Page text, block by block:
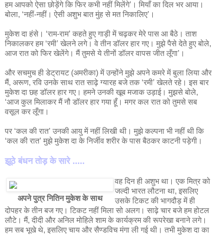
हम आपको ऐसा छोड़ेंगे कि फिर कभी नहीं मिलेंगे’। मियाँ का दिल भर आया।
बोला, ‘नहीं-नहीं। ऐसी अशुभ बात मुंह से मत निकालिए’।
मुकेश दा हंसे। ‘राम-राम’ कहते हुए गाड़ी में चढ़कर मेरे पास आ बैठे। ताश
निकालकर हम ‘रमी’ खेलने लगे। वे तीन डॉलर हार गए। मुझे पैसे देते हुए बोले,
आज रात को फिर खेलेंगे। मैं तुमसे ये तीनों डॉलर वापस जीत लूँगा’।
और सचमुच ही डेट्रायट (अमरीका) में उन्‍होंने मुझे अपने कमरे में बुला लिया और
मैं, अरूण, रवि उनके साथ रात साढ़े ग्‍यारह बजे तक ‘रमी’ खेलते रहे। इस बार
मुकेश दा छह डॉलर हार गए। हमने उनकी खूब मजाक उड़ाई। मुझसे बोले,
‘आज कुल मिलाकर मैं नौ डॉलर हार गया हूँ। मगर कल रात को तुमसे सब
वसूल कर लूँगा।
पर ‘कल की रात’ उनकी आयु में नहीं लिखी थी। मुझे कल्‍पना भी नहीं थी कि
‘कल की रात’ मुझे मुकेश दा के निर्जीव शरीर के पास बैठकर काटनी पड़ेगी।
झूठे बंधन तोड़ के सारे .....
अपने पुत्र नितिन मुकेश के साथ
वह दिन ही अशुभ था। एक मित्र को
जल्‍दी भारत लौटना था, इसलिए
उसके टिकट की भागदौड़ में ही
दोपहर के तीन बज गए। टिकट नहीं मिला सो अलग। साढ़े चार बजे हम होटल
लौटे। मैं, दीदी और अनिल मोहिले शाम के कार्यक्रम की रूपरेखा बनाने लगे।
हम सब भूखे थे, इसलिए चाय और सैण्‍डविच मंगा ली गई थी। तभी मुकेश दा का